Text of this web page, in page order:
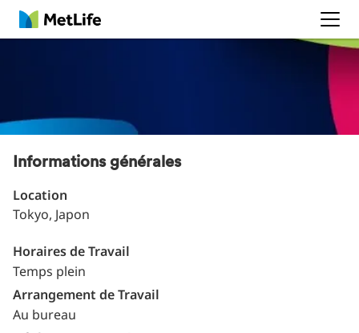
MetLife
Informations générales
Location
Tokyo, Japon
Horaires de Travail
Temps plein
Arrangement de Travail
Au bureau